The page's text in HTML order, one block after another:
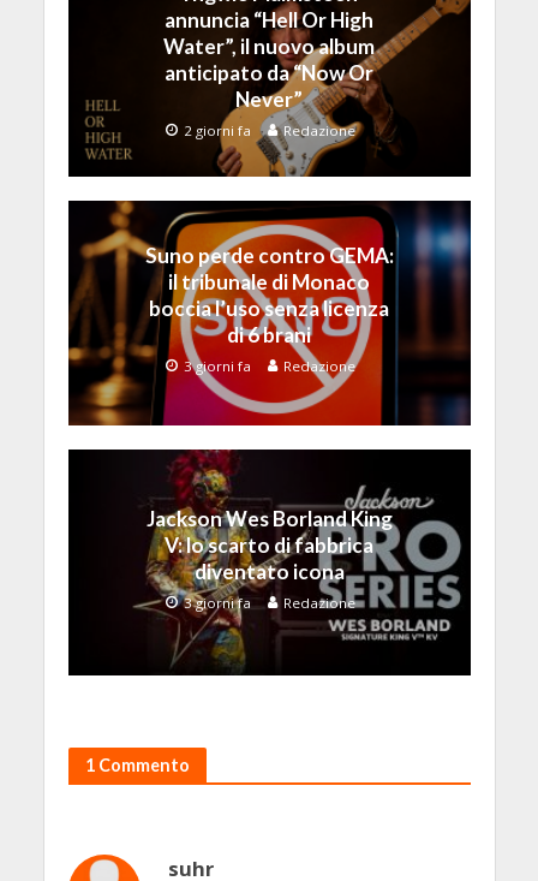
annuncia “Hell Or High
Water”, il nuovo album
anticipato da “Now Or
Never”
2 giorni fa Redazione
Suno perde contro GEMA:
il tribunale di Monaco
boccia l’uso senza licenza
di 6 brani
3 giorni fa Redazione
Jackson Wes Borland King
V: lo scarto di fabbrica
diventato icona
3 giorni fa Redazione
1 Commento
suhr